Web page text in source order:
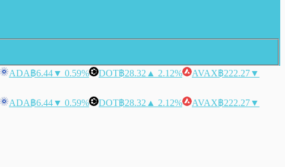
ADA฿6.44▼ 0.59% DOT฿28.32 ▲ 2.12% AVAX฿222.27▼
ADA฿6.44▼ 0.59% DOT฿28.32 ▲ 2.12% AVAX฿222.27▼